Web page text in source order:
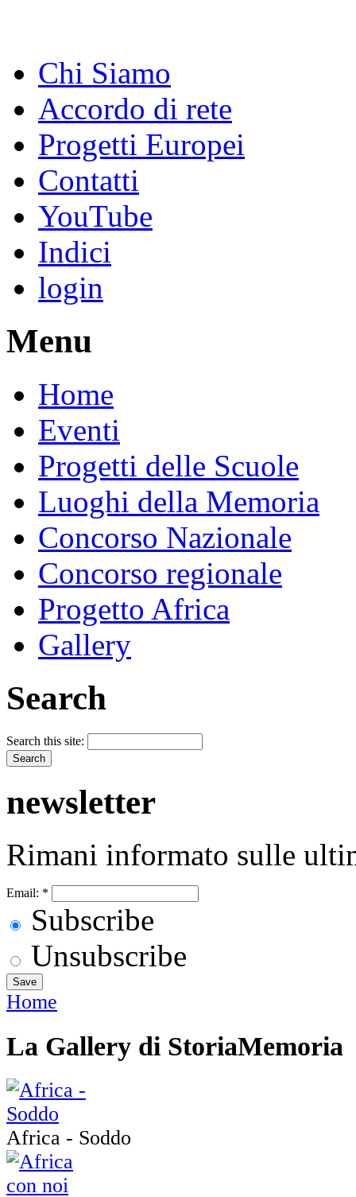
Chi Siamo
Accordo di rete
Progetti Europei
Contatti
YouTube
Indici
login
Menu
Home
Eventi
Progetti delle Scuole
Luoghi della Memoria
Concorso Nazionale
Concorso regionale
Progetto Africa
Gallery
Search
Search this site:
newsletter
Rimani informato sulle
Email: *
Subscribe
Unsubscribe
Home
La Gallery di StoriaMemoria
Africa - Soddo